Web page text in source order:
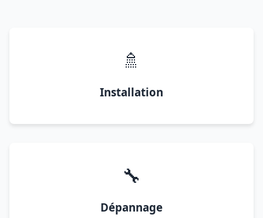
🚿
Installation
🔧
Dépannage